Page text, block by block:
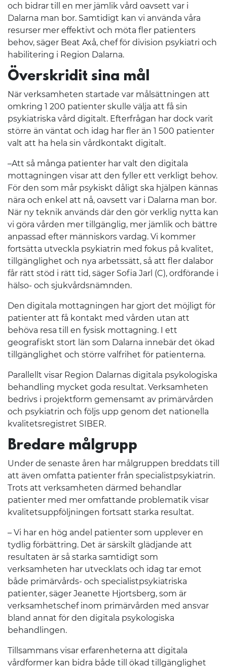
och bidrar till en mer jämlik vård oavsett var i
Dalarna man bor. Samtidigt kan vi använda våra
resurser mer effektivt och möta fler patienters
behov, säger Beat Axå, chef för division psykiatri och
habilitering i Region Dalarna.
Överskridit sina mål
När verksamheten startade var målsättningen att
omkring 1 200 patienter skulle välja att få sin
psykiatriska vård digitalt. Efterfrågan har dock varit
större än väntat och idag har fler än 1 500 patienter
valt att ha hela sin vårdkontakt digitalt.
–Att så många patienter har valt den digitala
mottagningen visar att den fyller ett verkligt behov.
För den som mår psykiskt dåligt ska hjälpen kännas
nära och enkel att nå, oavsett var i Dalarna man bor.
När ny teknik används där den gör verklig nytta kan
vi göra vården mer tillgänglig, mer jämlik och bättre
anpassad efter människors vardag. Vi kommer
fortsätta utveckla psykiatrin med fokus på kvalitet,
tillgänglighet och nya arbetssätt, så att fler dalabor
får rätt stöd i rätt tid, säger Sofia Jarl (C), ordförande i
hälso- och sjukvårdsnämnden.
Den digitala mottagningen har gjort det möjligt för
patienter att få kontakt med vården utan att
behöva resa till en fysisk mottagning. I ett
geografiskt stort län som Dalarna innebär det ökad
tillgänglighet och större valfrihet för patienterna.
Parallellt visar Region Dalarnas digitala psykologiska
behandling mycket goda resultat. Verksamheten
bedrivs i projektform gemensamt av primärvården
och psykiatrin och följs upp genom det nationella
kvalitetsregistret SIBER.
Bredare målgrupp
Under de senaste åren har målgruppen breddats till
att även omfatta patienter från specialistpsykiatrin.
Trots att verksamheten därmed behandlar
patienter med mer omfattande problematik visar
kvalitetsuppföljningen fortsatt starka resultat.
– Vi har en hög andel patienter som upplever en
tydlig förbättring. Det är särskilt glädjande att
resultaten är så starka samtidigt som
verksamheten har utvecklats och idag tar emot
både primärvårds- och specialistpsykiatriska
patienter, säger Jeanette Hjortsberg, som är
verksamhetschef inom primärvården med ansvar
bland annat för den digitala psykologiska
behandlingen.
Tillsammans visar erfarenheterna att digitala
vårdformer kan bidra både till ökad tillgänglighet